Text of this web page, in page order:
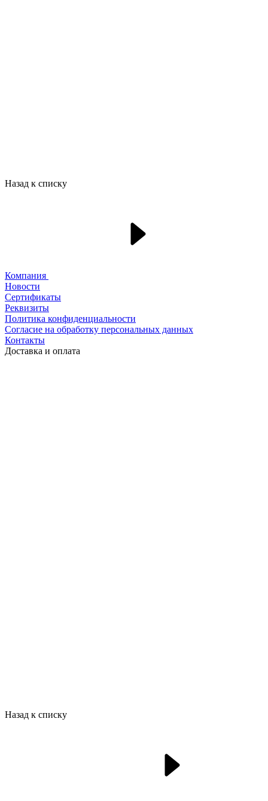
Назад к списку
Компания
Новости
Сертификаты
Реквизиты
Политика конфиденциальности
Согласие на обработку персональных данных
Контакты
Доставка и оплата
Назад к списку